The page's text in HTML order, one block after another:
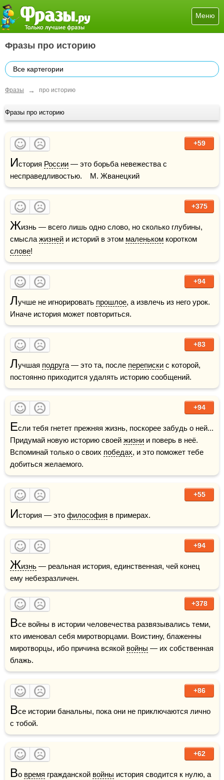
Меню
Фразы про историю
Все картегории
Фразы → про историю
Фразы про историю
+59
История России — это борьба невежества с
несправедливостью.    М. Жванецкий
+375
Жизнь — всего лишь одно слово, но сколько глубины,
смысла жизней и историй в этом маленьком
слове!
+94
Лучше не игнорировать прошлое, а извлечь из него урок.
Иначе история может повториться.
+83
Лучшая подруга — это та, после переписки с которой,
постоянно приходится удалять историю сообщений.
+94
Если тебя гнетет прежняя жизнь, поскорее забудь о ней...
Придумай новую историю своей жизни и поверь в неё.
Вспоминай только о своих победах, и это поможет тебе
добиться желаемого.
+55
История — это философия в примерах.
+94
Жизнь — реальная история, единственная, чей конец
ему небезразличен.
+378
Все войны в истории человечества развязывались теми,
кто именовал себя миротворцами. Воистину, блаженны
миротворцы, ибо причина всякой войны — их собственная
блажь.
+86
Все истории банальны, пока они не приключаются лично
с тобой.
+62
Во время гражданской войны история сводится к нулю, а